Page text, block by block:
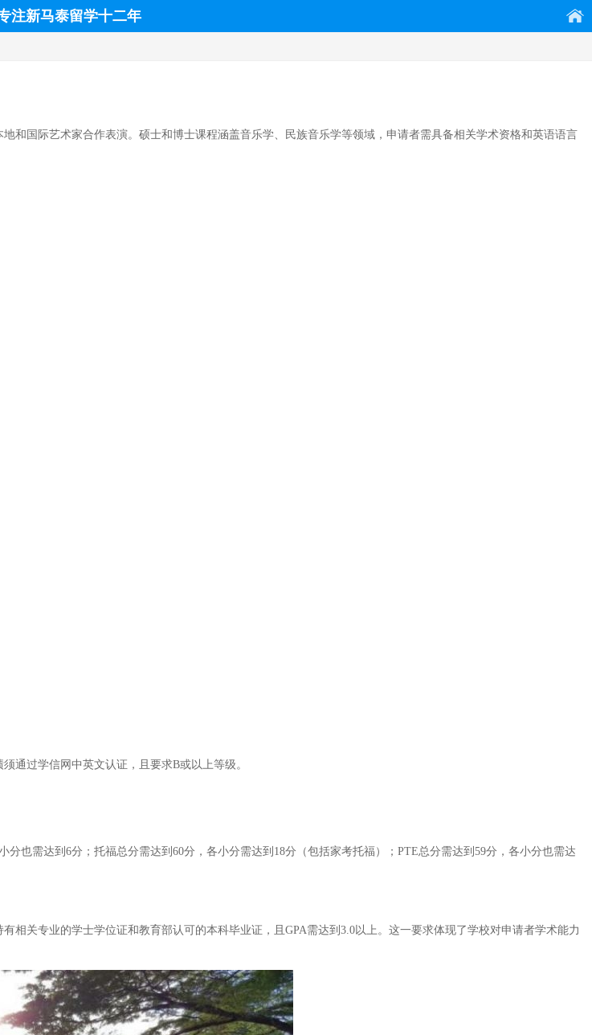
注新马泰留学十二年
和国际艺术家合作表演。硕士和博士课程涵盖音乐学、民族音乐学等领域，申请者需具备相关学术资格和英语语言
通过学信网中英文认证，且要求B或以上等级。
也需达到6分；托福总分需达到60分，各小分需达到18分（包括家考托福）；PTE总分需达到59分，各小分也需达
关专业的学士学位证和教育部认可的本科毕业证，且GPA需达到3.0以上。这一要求体现了学校对申请者学术能力